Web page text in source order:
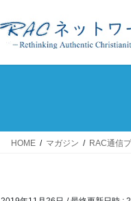
HOME マガジン RAC通信